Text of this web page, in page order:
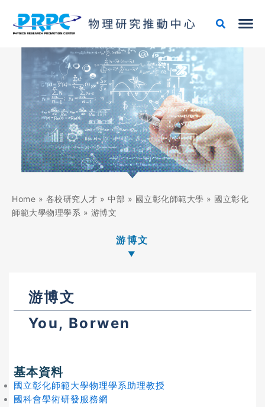
Home » 各校研究人才 » 中部 » 國立彰化師範大學 » 國立彰化
師範大學物理學系 » 游博文
游博文
游博文
You, Borwen
基本資料
國立彰化師範大學物理學系助理教授
國科會學術研發服務網